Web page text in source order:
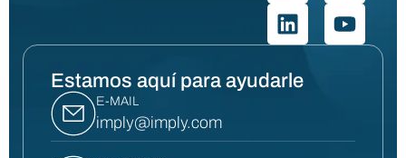
Estamos aquí para ayudarle
E-MAIL
imply@imply.com